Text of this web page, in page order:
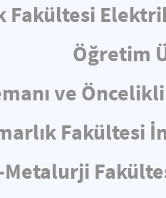
Öğretim
ve
Fakültesi